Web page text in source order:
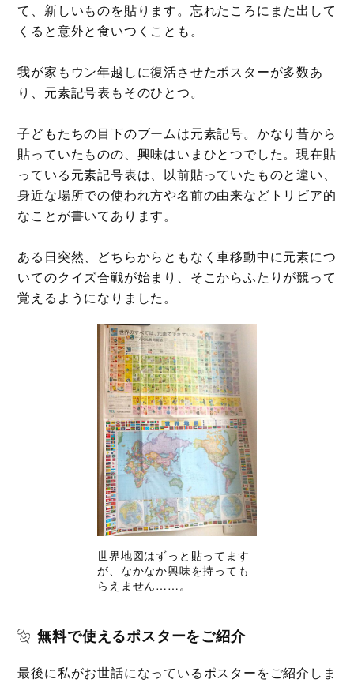
て、新しいものを貼ります。忘れたころにまた出して
くると意外と食いつくことも。
我が家もウン年越しに復活させたポスターが多数あ
り、元素記号表もそのひとつ。
子どもたちの目下のブームは元素記号。かなり昔から
貼っていたものの、興味はいまひとつでした。現在貼
っている元素記号表は、以前貼っていたものと違い、
身近な場所での使われ方や名前の由来などトリビア的
なことが書いてあります。
ある日突然、どちらからともなく車移動中に元素につ
いてのクイズ合戦が始まり、そこからふたりが競って
覚えるようになりました。
世界地図はずっと貼ってます
が、なかなか興味を持っても
らえません……。
無料で使えるポスターをご紹介
最後に私がお世話になっているポスターをご紹介しま